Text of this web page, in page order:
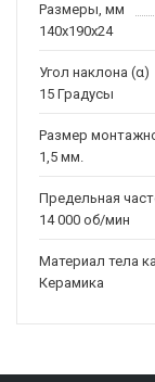
Размеры, мм
140x190x24
Угол наклона (α)
15 Градусы
Размер
1,5 мм.
Предельная
14 000 об/мин
Материал тела
Керамика